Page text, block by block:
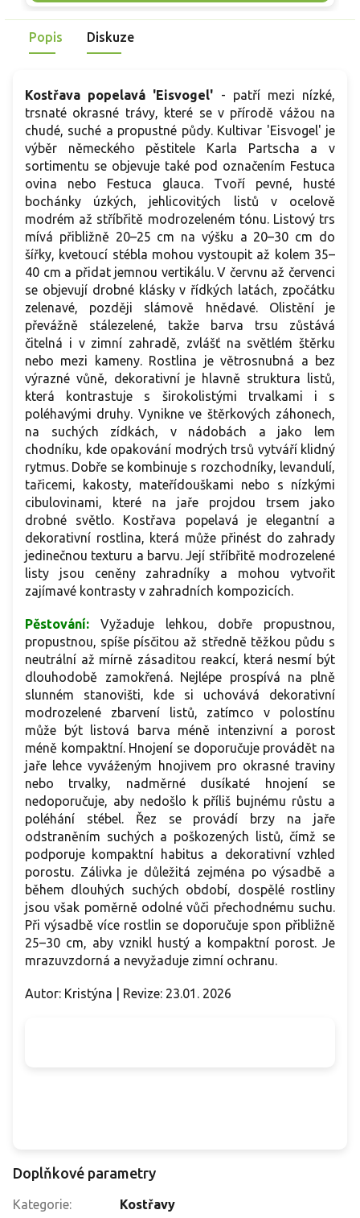
skvělou volbu pro každého pěstitele.
Popis Diskuze
Kostřava popelavá 'Eisvogel' - patří mezi nízké,
trsnaté okrasné trávy, které se v přírodě vážou na
chudé, suché a propustné půdy. Kultivar 'Eisvogel' je
výběr německého pěstitele Karla Partscha a v
sortimentu se objevuje také pod označením Festuca
ovina nebo Festuca glauca. Tvoří pevné, husté
bochánky úzkých, jehlicovitých listů v ocelově
modrém až stříbřitě modrozeleném tónu. Listový trs
mívá přibližně 20–25 cm na výšku a 20–30 cm do
šířky, kvetoucí stébla mohou vystoupit až kolem 35–
40 cm a přidat jemnou vertikálu. V červnu až červenci
se objevují drobné klásky v řídkých latách, zpočátku
zelenavé, později slámově hnědavé. Olistění je
převážně stálezelené, takže barva trsu zůstává
čitelná i v zimní zahradě, zvlášť na světlém štěrku
nebo mezi kameny. Rostlina je větrosnubná a bez
výrazné vůně, dekorativní je hlavně struktura listů,
která kontrastuje s širokolistými trvalkami i s
poléhavými druhy. Vynikne ve štěrkových záhonech,
na suchých zídkách, v nádobách a jako lem
chodníku, kde opakování modrých trsů vytváří klidný
rytmus. Dobře se kombinuje s rozchodníky, levandulí,
tařicemi, kakosty, mateřídouškami nebo s nízkými
cibulovinami, které na jaře projdou trsem jako
drobné světlo. Kostřava popelavá je elegantní a
dekorativní rostlina, která může přinést do zahrady
jedinečnou texturu a barvu. Její stříbřitě modrozelené
listy jsou ceněny zahradníky a mohou vytvořit
zajímavé kontrasty v zahradních kompozicích.
Pěstování: Vyžaduje lehkou, dobře propustnou,
propustnou, spíše písčitou až středně těžkou půdu s
neutrální až mírně zásaditou reakcí, která nesmí být
dlouhodobě zamokřená. Nejlépe prospívá na plně
slunném stanovišti, kde si uchovává dekorativní
modrozelené zbarvení listů, zatímco v polostínu
může být listová barva méně intenzivní a porost
méně kompaktní. Hnojení se doporučuje provádět na
jaře lehce vyváženým hnojivem pro okrasné traviny
nebo trvalky, nadměrné dusíkaté hnojení se
nedoporučuje, aby nedošlo k příliš bujnému růstu a
poléhání stébel. Řez se provádí brzy na jaře
odstraněním suchých a poškozených listů, čímž se
podporuje kompaktní habitus a dekorativní vzhled
porostu. Zálivka je důležitá zejména po výsadbě a
během dlouhých suchých období, dospělé rostliny
jsou však poměrně odolné vůči přechodnému suchu.
Při výsadbě více rostlin se doporučuje spon přibližně
25–30 cm, aby vznikl hustý a kompaktní porost. Je
mrazuvzdorná a nevyžaduje zimní ochranu.
Autor: Kristýna | Revize: 23.01. 2026
Doplňkové parametry
Kategorie:
Kostřavy